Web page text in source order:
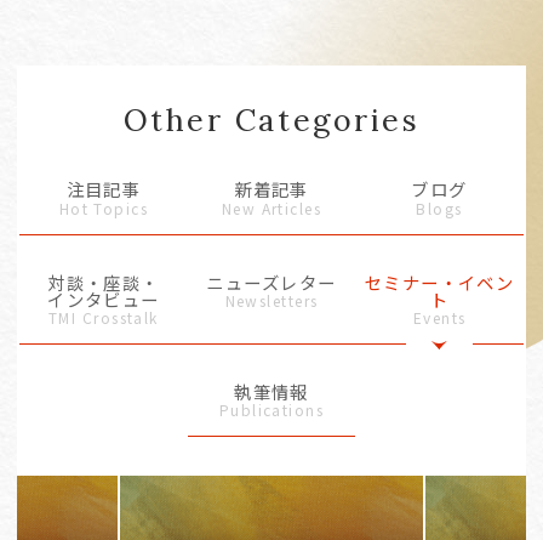
Other Categories
注目記事
Hot Topics
新着記事
New Articles
ブログ
Blogs
対談・座談・
インタビュー
TMI Crosstalk
ニューズレター
Newsletters
セミナー・イベン
ト
Events
執筆情報
Publications